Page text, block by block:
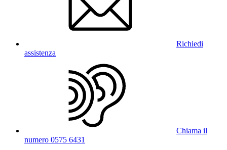
Richiedi
assistenza
Chiama il
numero 0575 6431